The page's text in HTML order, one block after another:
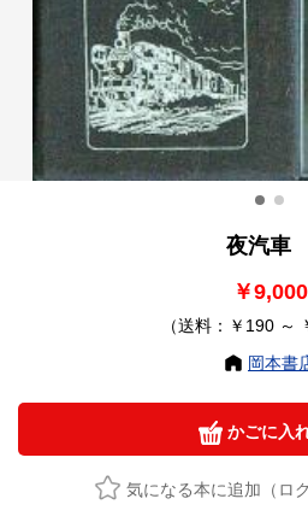
夜汽車
￥9,000
（送料：￥190 ～
岡本書
かごに入
気になる本に追加（ロ